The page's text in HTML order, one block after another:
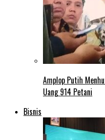
Amplop Putih
Uang 914 Petani
Bisnis